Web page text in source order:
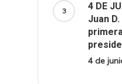
4 DE
Juan
4 de